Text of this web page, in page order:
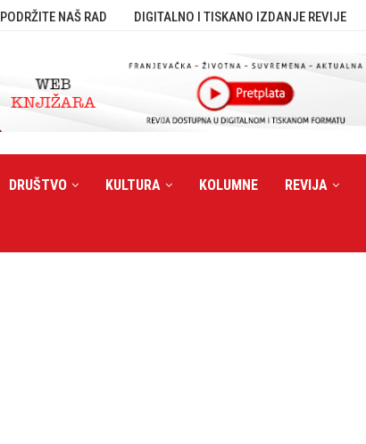
PODRŽITE NAŠ RAD DIGITALNO I TISKANO IZDANJE REVIJE
DRUŠTVO KULTURA KOLUMNE REVIJA